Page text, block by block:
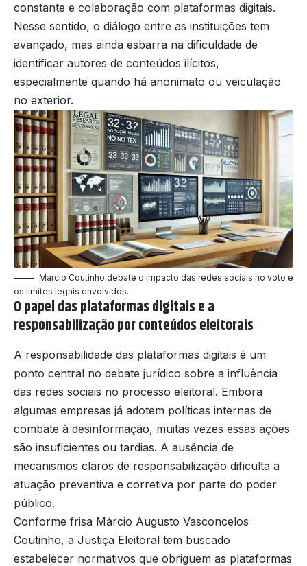
constante e colaboração com plataformas digitais.
Nesse sentido, o diálogo entre as instituições tem
avançado, mas ainda esbarra na dificuldade de
identificar autores de conteúdos ilícitos,
especialmente quando há anonimato ou veiculação
no exterior.
Marcio Coutinho debate o impacto das redes sociais no voto e
os limites legais envolvidos.
O papel das plataformas digitais e a
responsabilização por conteúdos eleitorais
A responsabilidade das plataformas digitais é um
ponto central no debate jurídico sobre a influência
das redes sociais no processo eleitoral. Embora
algumas empresas já adotem políticas internas de
combate à desinformação, muitas vezes essas ações
são insuficientes ou tardias. A ausência de
mecanismos claros de responsabilização dificulta a
atuação preventiva e corretiva por parte do poder
público.
Conforme frisa Márcio Augusto Vasconcelos
Coutinho, a Justiça Eleitoral tem buscado
estabelecer normativos que obriguem as plataformas